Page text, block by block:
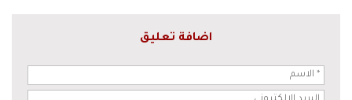
اضافة تعليق